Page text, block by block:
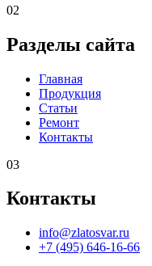
02
Разделы сайта
Главная
Продукция
Статьи
Ремонт
Контакты
03
Контакты
info@zlatosvar.ru
+7 (495) 646-16-66